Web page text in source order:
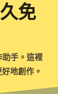
免
手。這裡
地創作。